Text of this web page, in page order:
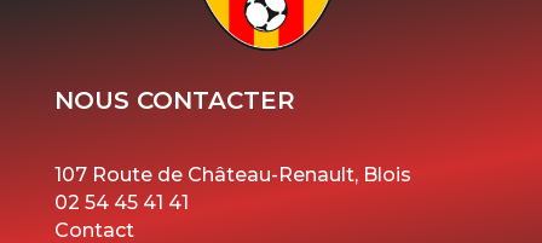
NOUS CONTACTER
107 Route de Château-Renault, Blois
02 54 45 41 41
Contact